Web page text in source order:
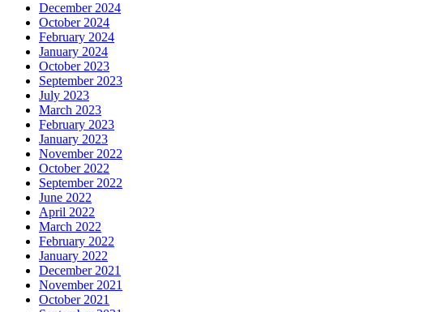
December 2024
October 2024
February 2024
January 2024
October 2023
September 2023
July 2023
March 2023
February 2023
January 2023
November 2022
October 2022
September 2022
June 2022
April 2022
March 2022
February 2022
January 2022
December 2021
November 2021
October 2021